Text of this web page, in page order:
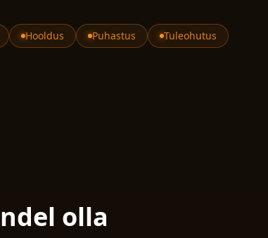
Hooldus Puhastus Tuleohutus
olla